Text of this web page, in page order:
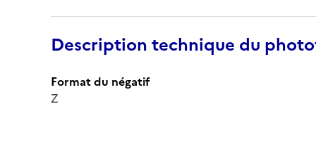
Description technique du
Format du négatif
Z